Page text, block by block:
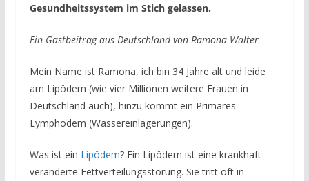
Gesundheitssystem im Stich gelassen.
Ein Gastbeitrag aus Deutschland von Ramona Walter
Mein Name ist Ramona, ich bin 34 Jahre alt und leide
am Lipödem (wie vier Millionen weitere Frauen in
Deutschland auch), hinzu kommt ein Primäres
Lymphödem (Wassereinlagerungen).
Was ist ein Lipödem? Ein Lipödem ist eine krankhaft
veränderte Fettverteilungsstörung. Sie tritt oft in